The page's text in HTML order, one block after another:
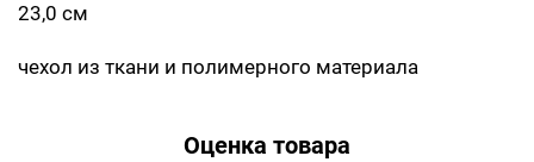
23,0 см
чехол из ткани и полимерного материала
Оценка товара